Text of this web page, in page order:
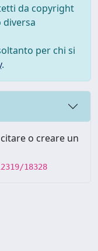
da copyright
per chi si
.
o creare un
18328